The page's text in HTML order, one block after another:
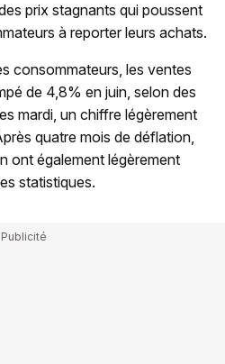
prix stagnants qui poussent
à reporter leurs achats.
consommateurs, les ventes
de 4,8% en juin, selon des
mardi, un chiffre légèrement
quatre mois de déflation,
ont également légèrement
statistiques.